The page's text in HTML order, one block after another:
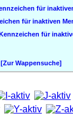
[Zur Wappensuche]